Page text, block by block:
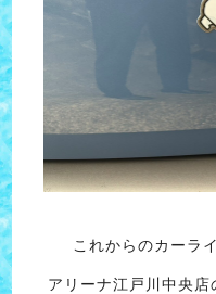
これからのカーラ
アリーナ江戸川中央店